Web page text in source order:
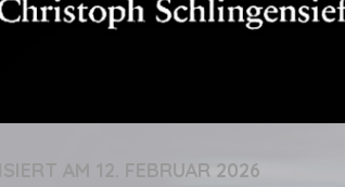
AM 12. FEBRUAR 2026